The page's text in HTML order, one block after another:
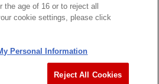
ライト一覧を表示する
the age of 16 or to reject all
cookie settings, please click
Personal Information
Reject All Cookies